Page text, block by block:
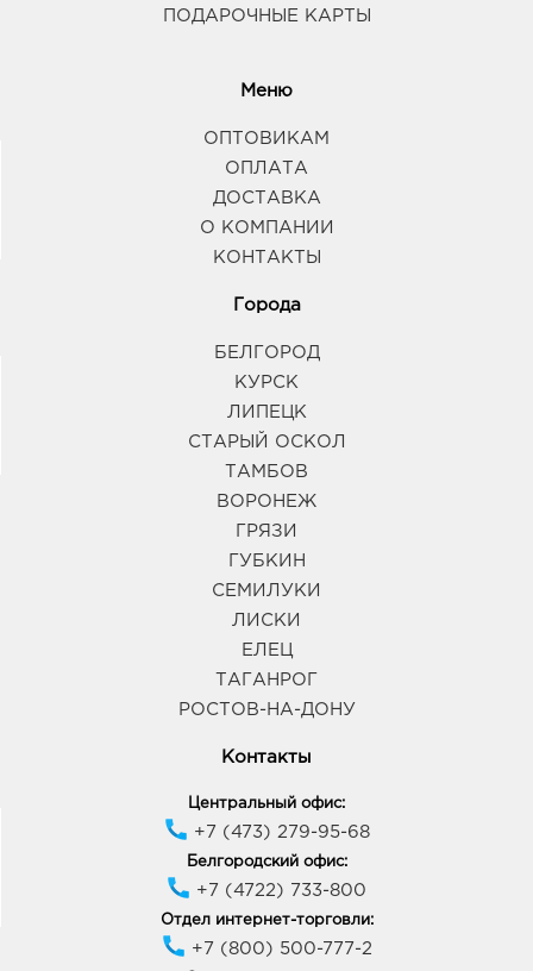
ПОДАРОЧНЫЕ КАРТЫ
Меню
ОПТОВИКАМ
ОПЛАТА
ДОСТАВКА
О КОМПАНИИ
КОНТАКТЫ
Города
БЕЛГОРОД
КУРСК
ЛИПЕЦК
СТАРЫЙ ОСКОЛ
ТАМБОВ
ВОРОНЕЖ
ГРЯЗИ
ГУБКИН
СЕМИЛУКИ
ЛИСКИ
ЕЛЕЦ
ТАГАНРОГ
РОСТОВ-НА-ДОНУ
Контакты
Центральный офис:
+7 (473) 279-95-68
Белгородский офис:
+7 (4722) 733-800
Отдел интернет-торговли:
+7 (800) 500-777-2